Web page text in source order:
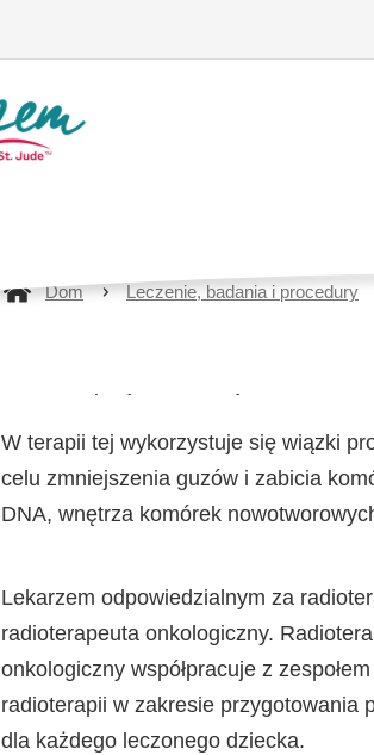
Radioterapia u
Dom Leczenie, badania i procedury
W terapii tej wykorzystuje się wiązki
celu zmniejszenia guzów i zabicia
DNA, wnętrza komórek
Lekarzem odpowiedzialnym za
radioterapeuta onkologiczny.
onkologiczny współpracuje z zespołem
radioterapii w zakresie przygotowania
dla każdego leczonego dziecka.